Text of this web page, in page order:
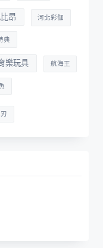
昂 河北彩伽
典
樂玩具 航海王